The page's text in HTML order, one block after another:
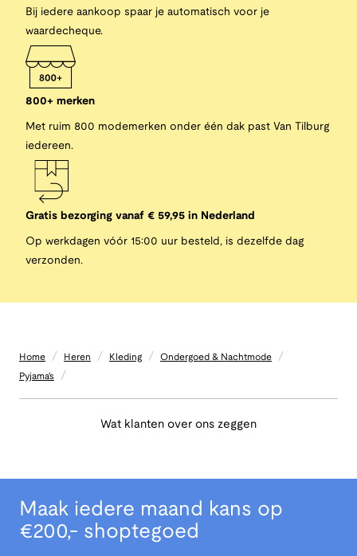
Bij iedere aankoop spaar je automatisch voor je
waardecheque.
800+ merken
Met ruim 800 modemerken onder één dak past Van Tilburg
iedereen.
Gratis bezorging vanaf € 59,95 in Nederland
Op werkdagen vóór 15:00 uur besteld, is dezelfde dag
verzonden.
Home / Heren / Kleding / Ondergoed & Nachtmode /
Pyjama's /
Wat klanten over ons zeggen
Maak iedere maand kans op
€200,- shoptegoed